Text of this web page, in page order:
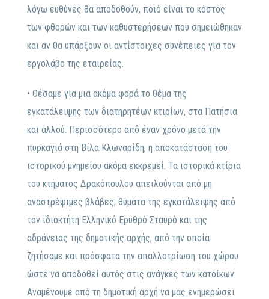
λόγω ευθύνες θα αποδοθούν, ποιό είναι το κόστος
των φθορών και των καθυστερήσεων που σημειώθηκαν
και αν θα υπάρξουν οι αντίστοιχες συνέπειες για τον
εργολάβο της εταιρείας.
• Θέσαμε για μια ακόμα φορά το θέμα της
εγκατάλειψης των διατηρητέων κτιρίων, στα Πατήσια
και αλλού. Περισσότερο από έναν χρόνο μετά την
πυρκαγιά στη Βίλα Κλωναρίδη, η αποκατάσταση του
ιστορικού μνημείου ακόμα εκκρεμεί. Τα ιστορικά κτίρια
του κτήματος Δρακόπουλου απειλούνται από μη
αναστρέψιμες βλάβες, θύματα της εγκατάλειψης από
τον ιδιοκτήτη Ελληνικό Ερυθρό Σταυρό και της
αδράνειας της δημοτικής αρχής, από την οποία
ζητήσαμε και πρόσφατα την απαλλοτρίωση του χώρου
ώστε να αποδοθεί αυτός στις ανάγκες των κατοίκων.
Αναμένουμε από τη δημοτική αρχή να μας ενημερώσει